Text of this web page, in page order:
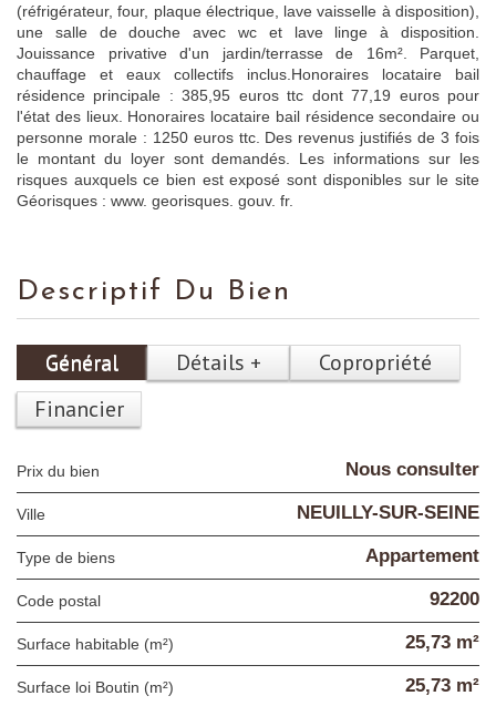
(réfrigérateur, four, plaque électrique, lave vaisselle à disposition),
une salle de douche avec wc et lave linge à disposition.
Jouissance privative d'un jardin/terrasse de 16m². Parquet,
chauffage et eaux collectifs inclus.Honoraires locataire bail
résidence principale : 385,95 euros ttc dont 77,19 euros pour
l'état des lieux. Honoraires locataire bail résidence secondaire ou
personne morale : 1250 euros ttc. Des revenus justifiés de 3 fois
le montant du loyer sont demandés. Les informations sur les
risques auxquels ce bien est exposé sont disponibles sur le site
Géorisques : www. georisques. gouv. fr.
Descriptif Du Bien
Général Détails +
Copropriété
Financier
Prix du bien Nous consulter
Ville NEUILLY-SUR-SEINE
Type de biens Appartement
Code postal 92200
Surface habitable (m²) 25,73 m²
Surface loi Boutin (m²) 25,73 m²